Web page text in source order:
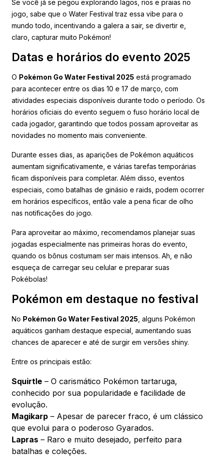
Se você já se pegou explorando lagos, rios e praias no
jogo, sabe que o Water Festival traz essa vibe para o
mundo todo, incentivando a galera a sair, se divertir e,
claro, capturar muito Pokémon!
Datas e horários do evento 2025
O Pokémon Go Water Festival 2025 está programado
para acontecer entre os dias 10 e 17 de março, com
atividades especiais disponíveis durante todo o período. Os
horários oficiais do evento seguem o fuso horário local de
cada jogador, garantindo que todos possam aproveitar as
novidades no momento mais conveniente.
Durante esses dias, as aparições de Pokémon aquáticos
aumentam significativamente, e várias tarefas temporárias
ficam disponíveis para completar. Além disso, eventos
especiais, como batalhas de ginásio e raids, podem ocorrer
em horários específicos, então vale a pena ficar de olho
nas notificações do jogo.
Para aproveitar ao máximo, recomendamos planejar suas
jogadas especialmente nas primeiras horas do evento,
quando os bônus costumam ser mais intensos. Ah, e não
esqueça de carregar seu celular e preparar suas
Pokébolas!
Pokémon em destaque no festival
No Pokémon Go Water Festival 2025 , alguns Pokémon
aquáticos ganham destaque especial, aumentando suas
chances de aparecer e até de surgir em versões shiny.
Entre os principais estão:
Squirtle – O carismático Pokémon tartaruga,
conhecido por sua popularidade e facilidade de
evolução.
Magikarp – Apesar de parecer fraco, é um clássico
que evolui para o poderoso Gyarados.
Lapras – Raro e muito desejado, perfeito para
batalhas e coleções.